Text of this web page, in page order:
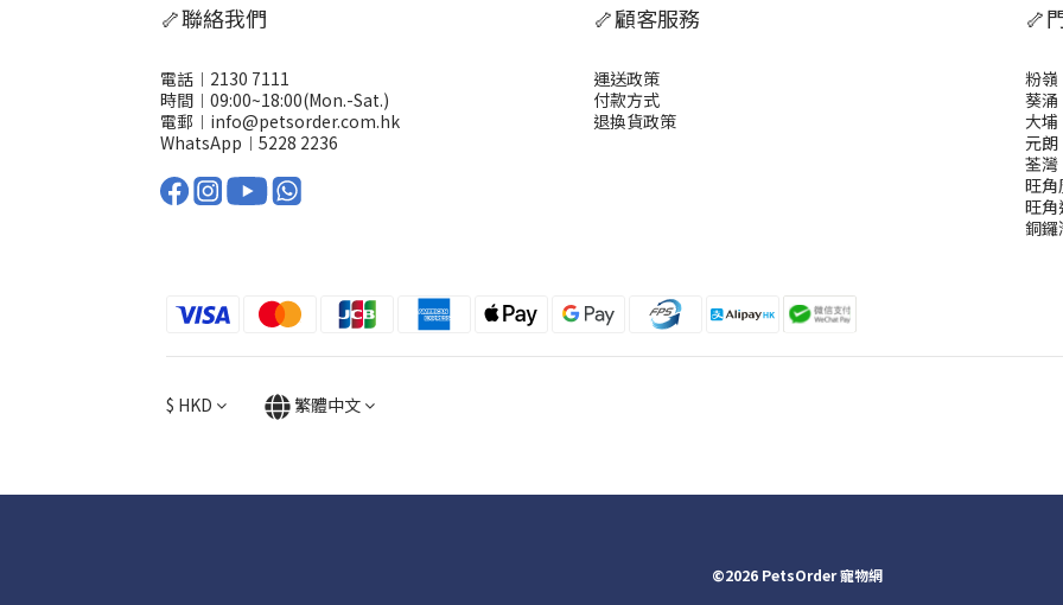
🦴聯絡我們
電話︱2130 7111
時間︱09:00~18:00(Mon.-Sat.)
電郵︱info@petsorder.com.hk
WhatsApp︱ 5228 2236
🦴顧客服務
運送政策
付款方式
退換貨政策
🦴
粉
葵
大
元
荃
旺
旺
銅鑼
$ HKD 繁體中文
©2026 PetsOrder 寵物網